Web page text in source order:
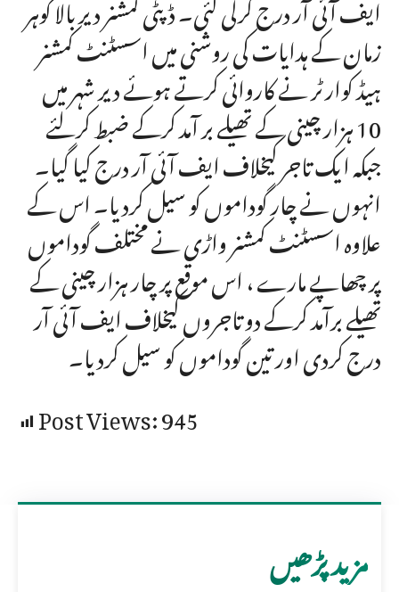
زمان کے ہدایات کی روشنی میں اسسٹنٹ کمشنر
ہیڈ کوارٹر نے کاروائی کرتے ہوئے دیر شہر میں
10 ہزار چینی کے تھیلے بر آمد کرکے ضبط کرلئے
جبکہ ایک تاجر کیخلاف ایف آئی آر درج کیا گیا۔
انہوں نے چار گوداموں کو سیل کردیا۔ اس کے
علاوہ اسسٹنٹ کمشنر واڑی نے مختلف گوداموں
پر چھاپے مارے ، اس موقع پر چار ہزار چینی کے
تھیلے برآمد کرکے دو تاجروں کیخلاف ایف آئی آر
درج کردی اور تین گوداموں کو سیل کردیا۔
Post Views:945
مزید پڑھیں